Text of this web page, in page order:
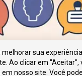
melhorar sua
Ao clicar em "Aceitar",
nosso site. Você